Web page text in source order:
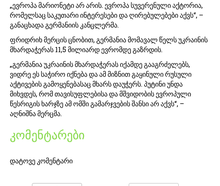
„ევროპა მარიონეტი არ არის. ევროპა სუვერენული აქტორია,
რომელსაც საკუთარი ინტერესები და ღირებულებები აქვს“, –
განაცხადა გერმანიის კანცლერმა.
ფრიდრიხ მერცის ცნობით, გერმანია მომავალ წელს უკრაინის
მხარდაჭერას 11,5 მილიარდ ევრომდე გაზრდის.
„გერმანია უკრაინის მხარდაჭერას იქამდე გააგრძელებს,
ვიდრე ეს საჭირო იქნება და ამ მიზნით გაყინული რუსული
აქტივების გამოყენებასაც მხარს დაუჭერს. პუტინი უნდა
მიხვდეს, რომ თავისუფლებისა და მშვიდობის ევროპული
წესრიგის ხარჯზე ამ ომში გამარჯვების შანსი არ აქვს“, –
აღნიშნა მერცმა.
კომენტარები
დატოვე კომენტარი